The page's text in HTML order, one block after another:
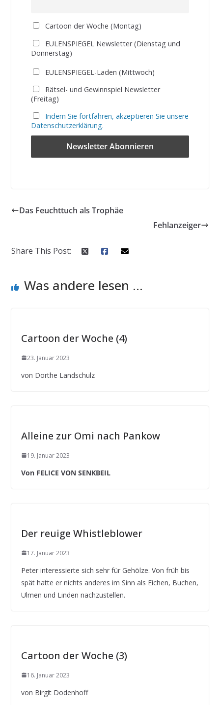
Cartoon der Woche (Montag)
EULENSPIEGEL Newsletter (Dienstag und
Donnerstag)
EULENSPIEGEL-Laden (Mittwoch)
Rätsel- und Gewinnspiel Newsletter
(Freitag)
Indem Sie fortfahren, akzeptieren Sie unsere
Datenschutzerklärung.
Das Feuchttuch als Trophäe
Fehlanzeiger
Share This Post:
Was andere lesen ...
Cartoon der Woche (4)
23. Januar 2023
von Dorthe Landschulz
Alleine zur Omi nach Pankow
19. Januar 2023
Von FELICE VON SENKBEIL
Der reuige Whistleblower
17. Januar 2023
Peter interessierte sich sehr für Gehölze. Von früh bis
spät hatte er nichts anderes im Sinn als Eichen, Buchen,
Ulmen und Linden nachzustellen.
Cartoon der Woche (3)
16. Januar 2023
von Birgit Dodenhoff